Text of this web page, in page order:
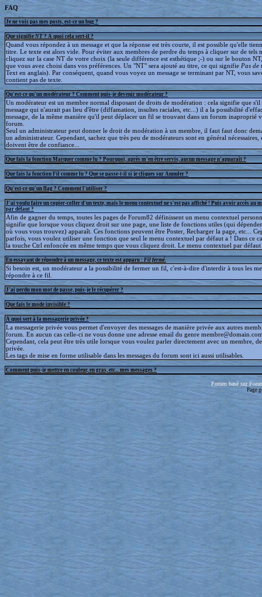
FAQ
Je ne vois pas mes posts, est-ce un bug ?
Que signifie NT ? A quoi cela sert-il ?
Quand vous répondez à un message et que la réponse est très courte, il est possible qu'elle
titre. Le texte est alors vide. Pour éviter aux membres de perdre du temps à cliquer sur de tels
cliquez sur la case NT de votre choix (la seule différence est esthétique ;-) ou sur le bouton
que vous avez choisi dans vos préférences. Un "NT" sera ajouté au titre, ce qui signifie Pas de
Text en anglais). Par conséquent, quand vous voyez un message se terminant par NT, vous
contient pas de texte.
Qu'est-ce qu'un modérateur ? Comment puis-je devenir modérateur ?
Un modérateur est un membre normal disposant de droits de modération : cela signifie que
message qui n'aurait pas lieu d'être (diffamation, insultes raciales, etc...) il a la possibilité
message, de la même manière qu'il peut déplacer un fil se trouvant dans un forum inaproprié
forum.
Seul un administrateur peut donner le droit de modération à un membre, il faut faut donc
un administrateur. Cependant, sachez que très peu de modérateurs sont en général nécessaires,
doivent être de confiance...
Que fais la fonction Marquer comme lu ? Pourquoi, après m'en être servis, aucun message n'apparaît ?
Que fais la fonction Fil comme lu ? Que se passe-t-il si je cliques sur Annuler ?
Qu'est-ce qu'un flag ? Comment l'utiliser ?
J'ai voulu faire un copier-coller d'un texte, mais le menu contextuel ne s'est pas affiché ! Puis avoir accès au
par défaut ?
Afin de gagner du temps, toutes les pages de Forum82 définissent un menu contextuel
signifie que lorsque vous cliquez droit sur une page, une liste de fonctions utiles (qui
où vous vous trouvez) apparaît. Ces fonctions peuvent être Poster, Recharger la page, etc...
parfois, vous voulez utiliser une fonction que seul le menu contextuel par défaut a ! Dans ce
la touche Ctrl enfoncée en même temps que vous cliquez droit. Le menu contextuel par
En essayant de répondre à un message, ce texte est apparu : Fil fermé
Si besoin est, un modérateur a la possibilité de fermer un fil, c'est-à-dire d'interdir à tous les
répondre à ce fil.
J'ai perdu mon mot de passe, puis-je le récupérer ?
Que fais le mode invisible ?
A quoi sert à la messagerie privée ?
La messagerie privée vous permet d'envoyer des messages de manière privée aux autres
forum. En aucun cas celle-ci ne vous donne une adresse email du genre
Cependant, cela peut être très utile lorsque vous voulez parler directement avec un membre,
privée.
Les tags de mise en forme utilisable dans les messages du forum sont ici aussi utilisables.
Comment puis-je mettre en couleur, en gras, etc... mes messages ?
Forum basé sur
Page